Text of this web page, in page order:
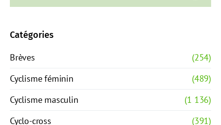
Catégories
Brèves
(254)
Cyclisme féminin
(489)
Cyclisme masculin
(1 136)
Cyclo-cross
(391)